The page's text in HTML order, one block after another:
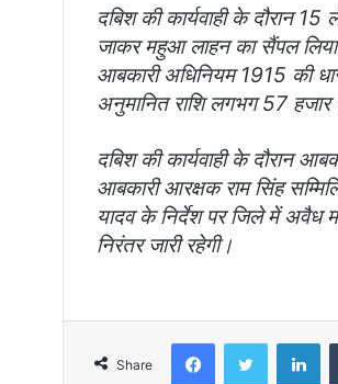
दबिश की कार्यवाही के दौरान
जाकर महुआ लाहन का सैंपल
आबकारी अधिनियम 1915 की
अनुमानित राशि लगभग 57
दबिश की कार्यवाही के दौरान
आबकारी आरक्षक राम सिंह
यादव के निर्देश पर जिले में अवैध
निरंतर जारी रहेगी।
Share